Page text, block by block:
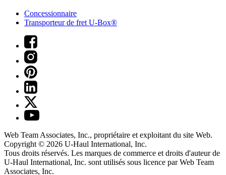
Concessionnaire
Transporteur de fret U-Box®
Web Team Associates, Inc., propriétaire et exploitant du site Web.
Copyright © 2026 U-Haul International, Inc.
Tous droits réservés. Les marques de commerce et droits d'auteur de
U-Haul International, Inc. sont utilisés sous licence par Web Team
Associates, Inc.